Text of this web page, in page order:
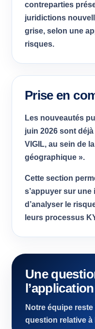
contreparties
juridictions
grise, selon une
risques.
Prise en
Les nouveautés
juin 2026 sont
VIGIL, au sein de
géographique ».
Cette section
s’appuyer sur
d’analyser le
leurs processus
Une
Notre équipe
question relative à